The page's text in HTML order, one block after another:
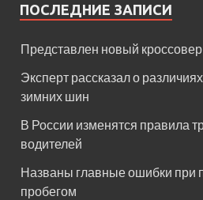
ПОСЛЕДНИЕ ЗАПИСИ
Представлен новый
Эксперт рассказал о
зимних шин
В России изменятся правила
водителей
Названы главные ошибки при
пробегом